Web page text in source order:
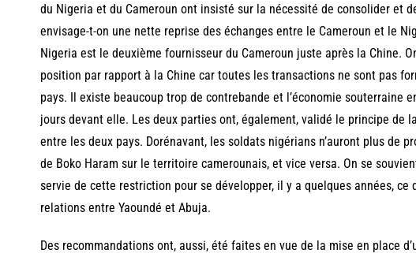
du Nigeria et du Cameroun ont insisté sur la nécessité de consolider et
envisage-t-on une nette reprise des échanges entre le Cameroun et le
Nigeria est le deuxième fournisseur du Cameroun juste après la Chine.
position par rapport à la Chine car toutes les transactions ne sont pas
pays. Il existe beaucoup trop de contrebande et l’économie souterraine
jours devant elle. Les deux parties ont, également, validé le principe de
entre les deux pays. Dorénavant, les soldats nigérians n’auront plus de
de Boko Haram sur le territoire camerounais, et vice versa. On se
servie de cette restriction pour se développer, il y a quelques années, ce
relations entre Yaoundé et Abuja.
Des recommandations ont, aussi, été faites en vue de la mise en place